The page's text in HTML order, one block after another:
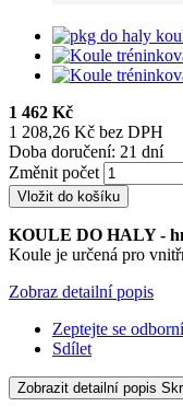
1 462 Kč
1 208,26 Kč bez DPH
Doba doručení: 21 dní
Změnit počet
Vložit do košíku
KOULE DO HALY -
Koule je určená pro
Zobraz detailní popis
Zeptejte se
Sdílet
Zobrazit detailní popis